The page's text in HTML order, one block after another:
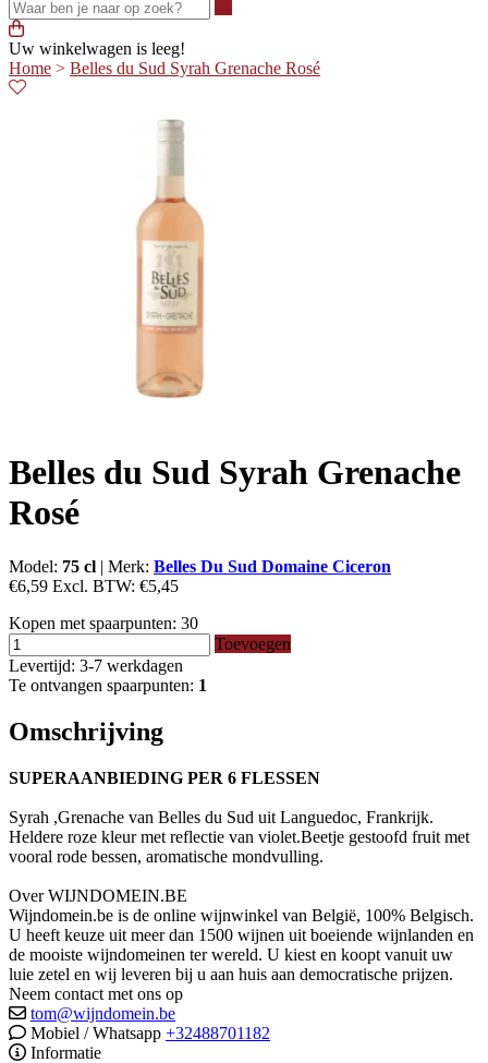
Uw winkelwagen is leeg!
Home > Belles du Sud Syrah Grenache Rosé
Belles du Sud Syrah Grenache
Rosé
Model: 75 cl | Merk: Belles Du Sud Domaine Ciceron
€6,59 Excl. BTW: €5,45
Kopen met spaarpunten: 30
Toevoegen
Levertijd: 3-7 werkdagen
Te ontvangen spaarpunten: 1
Omschrijving
SUPERAANBIEDING PER 6 FLESSEN
Syrah ,Grenache van Belles du Sud uit Languedoc, Frankrijk.
Heldere roze kleur met reflectie van violet.Beetje gestoofd fruit met
vooral rode bessen, aromatische mondvulling.
Over WIJNDOMEIN.BE
Wijndomein.be is de online wijnwinkel van België, 100% Belgisch.
U heeft keuze uit meer dan 1500 wijnen uit boeiende wijnlanden en
de mooiste wijndomeinen ter wereld. U kiest en koopt vanuit uw
luie zetel en wij leveren bij u aan huis aan democratische prijzen.
Neem contact met ons op
tom@wijndomein.be
Mobiel / Whatsapp +32488701182
Informatie